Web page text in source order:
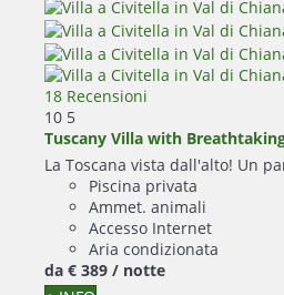
18 Recensioni
10 5
Tuscany Villa with
La Toscana vista dall'alto! Un
Piscina privata
Ammet. animali
Accesso Internet
Aria condizionata
da € 389 / notte